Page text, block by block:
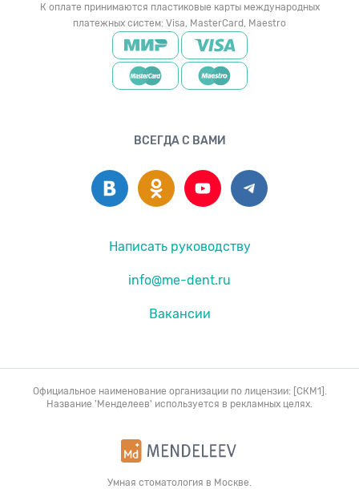
К оплате принимаются пластиковые карты международных
платежных систем: Visa, MasterCard, Maestro
ВСЕГДА С ВАМИ
Написать руководству
info@me-dent.ru
Вакансии
Официальное наименование организации по лицензии: [СКМ1].
Название 'Менделеев' используется в рекламных целях.
Умная стоматология в Москве.